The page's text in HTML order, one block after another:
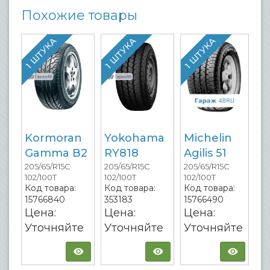
Похожие товары
1 ШТУКА
Kormoran
Gamma B2
205/65/R15C
102/100T
Код товара:
15766840
Цена:
Уточняйте
1 ШТУКА
Yokohama
RY818
205/65/R15C
102/100T
Код товара:
353183
Цена:
Уточняйте
1 ШТУКА
Michelin
Agilis 51
205/65/R15C
102/100T
Код товара:
15766490
Цена:
Уточняйте